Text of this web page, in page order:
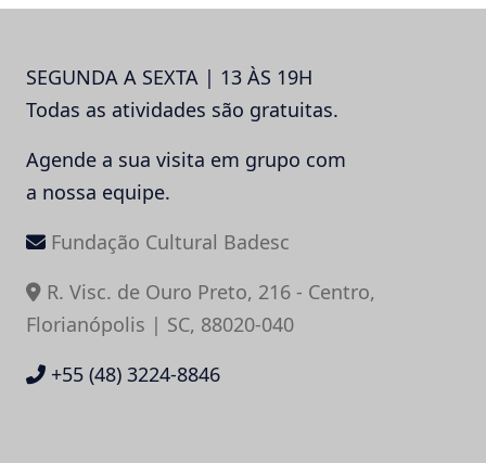
SEGUNDA A SEXTA | 13 ÀS 19H
Todas as atividades são gratuitas.
Agende a sua visita em grupo com
a nossa equipe.
Fundação Cultural Badesc
R. Visc. de Ouro Preto, 216 - Centro,
Florianópolis | SC, 88020-040
+55 (48) 3224-8846